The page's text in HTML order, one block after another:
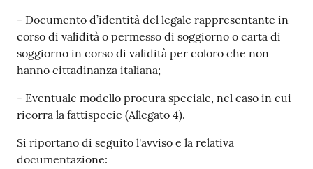
- Documento d’identità del legale rappresentante in
corso di validità o permesso di soggiorno o carta di
soggiorno in corso di validità per coloro che non
hanno cittadinanza italiana;
- Eventuale modello procura speciale, nel caso in cui
ricorra la fattispecie (Allegato 4).
Si riportano di seguito l'avviso e la relativa
documentazione: